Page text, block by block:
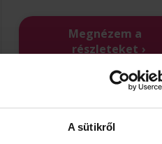
A sütikről
Megnézem a
részleteket